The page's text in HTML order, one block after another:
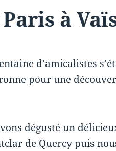
à
d’amicalistes
pour une
dégusté un
de Quercy puis